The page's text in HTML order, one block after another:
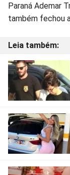
Paraná Ademar
também fechou